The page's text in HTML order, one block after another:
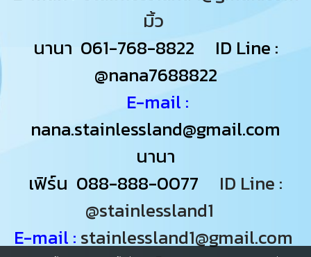
มิ้ว
นานา 061-768-8822
ID Line :
@nana7688822
E-mail :
nana.stainlessland@gmail.com
นานา
เฟิร์น 088-888-0077
ID Line :
@stainlessland1
E-mail : stainlessland1@gmail.com